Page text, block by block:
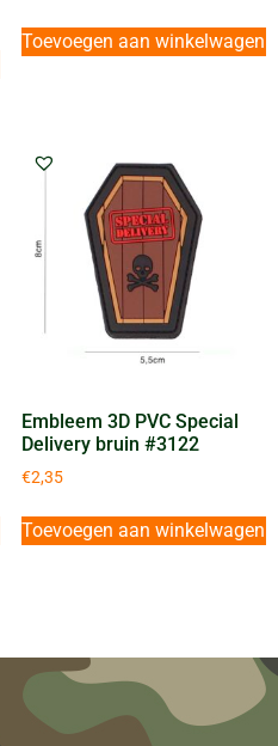
Toevoegen aan winkelwagen
Embleem 3D PVC Special
Delivery bruin #3122
€2,35
Toevoegen aan winkelwagen